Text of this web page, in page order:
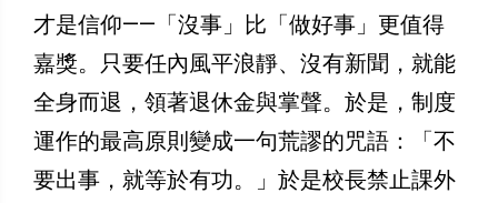
才是信仰——「沒事」比「做好事」更值得
嘉獎。只要任內風平浪靜、沒有新聞，就能
全身而退，領著退休金與掌聲。於是，制度
運作的最高原則變成一句荒謬的咒語：「不
要出事，就等於有功。」於是校長禁止課外